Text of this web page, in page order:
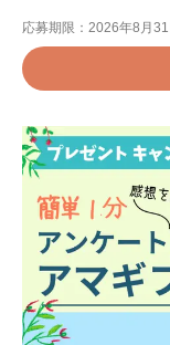
応募期限：2026年8月